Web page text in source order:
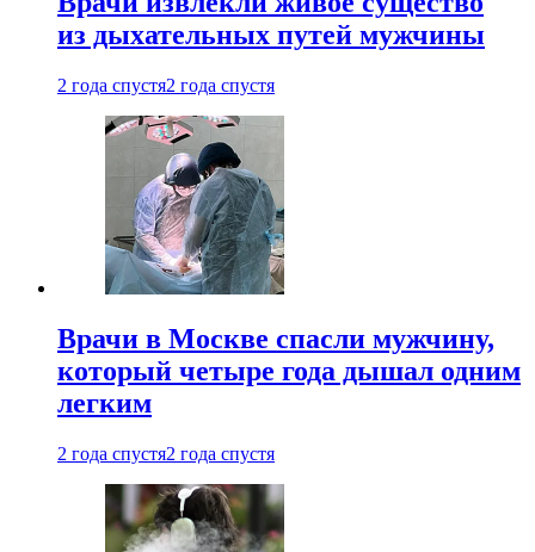
из дыхательных путей мужчины
2 года спустя2 года спустя
Врачи в Москве спасли мужчину,
который четыре года дышал одним
легким
2 года спустя2 года спустя